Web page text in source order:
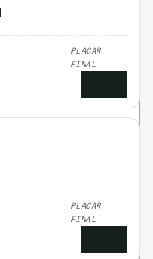
PLACAR
FINAL
PLACAR
FINAL